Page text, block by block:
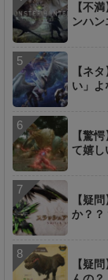
【不
ンハ
【ネ
い」よ
【驚
て嬉し
【疑
か？？
【疑